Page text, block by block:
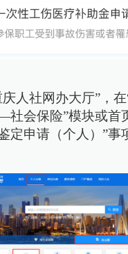
庆人社网办大厅”，
会保险”模块或首
定申请（个人）”事